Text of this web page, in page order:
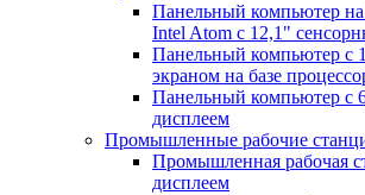
Панельный компьютер на
Intel Atom с 12,1"
Панельный компьютер с
экраном на базе
Панельный компьютер с
дисплеем
Промышленные рабочие
Промышленная рабочая
дисплеем